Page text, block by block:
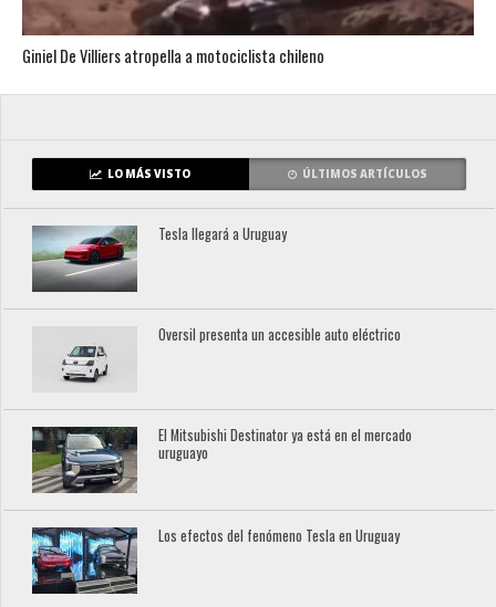
Giniel De Villiers atropella a motociclista chileno
LO MÁS VISTO ÚLTIMOS ARTÍCULOS
Tesla llegará a Uruguay
Oversil presenta un accesible auto eléctrico
El Mitsubishi Destinator ya está en el mercado
uruguayo
Los efectos del fenómeno Tesla en Uruguay